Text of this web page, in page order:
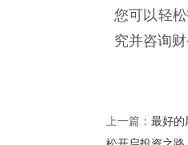
您可以轻
究并咨询财
上一篇： 最好的